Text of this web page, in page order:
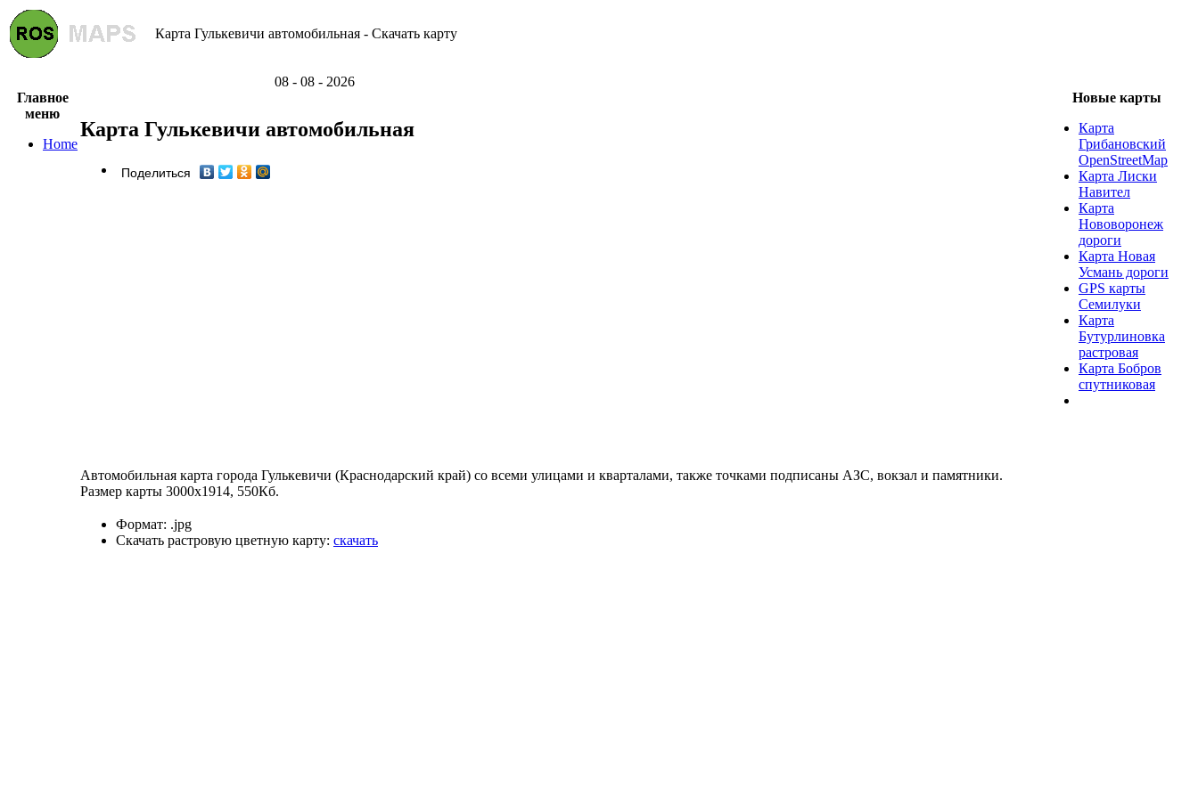
Карта Гулькевичи автомобильная - Скачать карту
08 - 08 - 2026
Главное
меню
Home
Карта Гулькевичи автомобильная
Поделиться
Автомобильная карта города Гулькевичи (Краснодарский край) со всеми улицами и кварталами, также точками подписаны АЗС, вокзал и памятники.
Размер карты 3000х1914, 550Кб.
Формат: .jpg
Скачать растровую цветную карту: скачать
Новые карты
Карта
Грибановский
OpenStreetMap
Карта Лиски
Навител
Карта
Нововоронеж
дороги
Карта Новая
Усмань дороги
GPS карты
Семилуки
Карта
Бутурлиновка
растровая
Карта Бобров
спутниковая